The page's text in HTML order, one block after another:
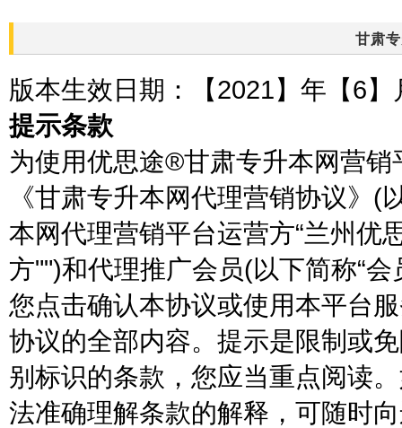
甘肃
版本生效日期：【2021】年【6】
提示条款
为使用优思途®甘肃专升本网营
《甘肃专升本网代理营销协议》
本网代理营销平台运营方“兰州优
方"")和代理推广会员(以下简称“
您点击确认本协议或使用本平台
协议的全部内容。提示是限制或
别标识的条款，您应当重点阅读
法准确理解条款的解释，可随时